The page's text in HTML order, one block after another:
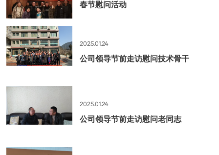
春节慰问活动
2025.01.24
公司领导节前走访慰问技术骨干
2025.01.24
公司领导节前走访慰问老同志